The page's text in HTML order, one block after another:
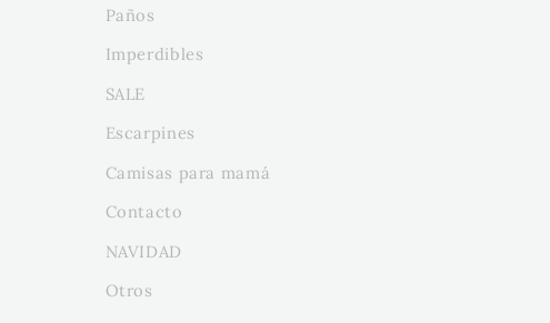
Paños
Imperdibles
SALE
Escarpines
Camisas para mamá
Contacto
NAVIDAD
Otros